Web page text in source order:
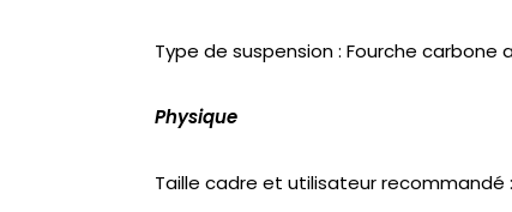
Type de suspension : Fourche carbone
Physique
Taille cadre et utilisateur recommandé